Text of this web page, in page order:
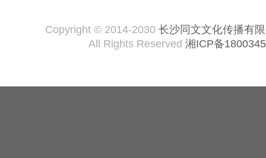
Copyright © 2014-2030 长沙同文文化传播有
All Rights Reserved 湘ICP备